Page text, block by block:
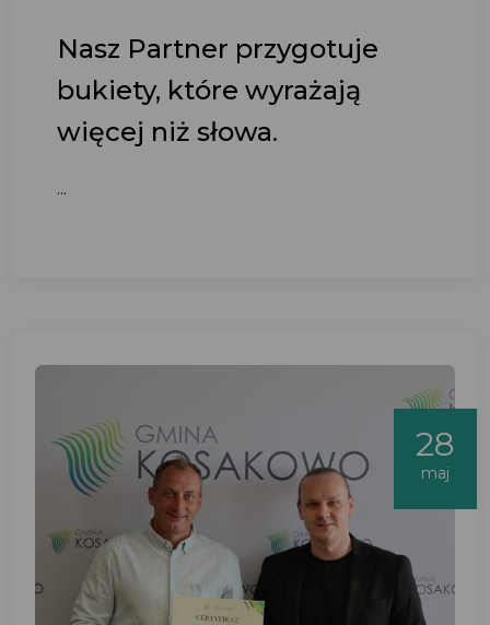
Nasz Partner przygotuje
bukiety, które wyrażają
więcej niż słowa.
...
28
maj